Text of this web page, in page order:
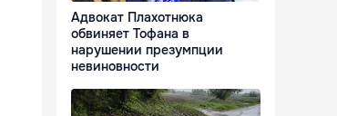
Адвокат Плахотнюка
обвиняет Тофана в
нарушении презумпции
невиновности